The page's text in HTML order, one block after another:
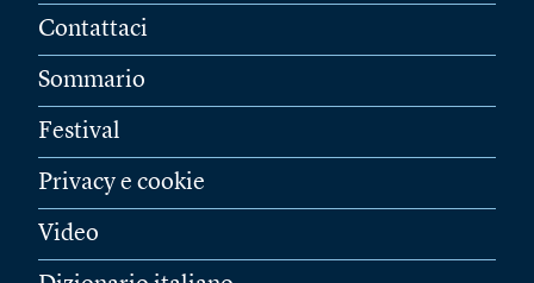
Contattaci
Sommario
Festival
Privacy e cookie
Video